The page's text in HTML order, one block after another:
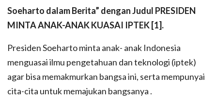
Soeharto dalam Berita” dengan Judul PRESIDEN
MINTA ANAK-ANAK KUASAI IPTEK [1].
Presiden Soeharto minta anak- anak Indonesia
menguasai ilmu pengetahuan dan teknologi (iptek)
agar bisa memakmurkan bangsa ini, serta mempunyai
cita-cita untuk memajukan bangsanya .